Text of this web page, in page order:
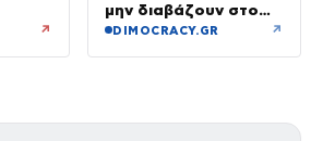
↗
μην διαβάζουν στο
ΠΑΣΟΚ μόνο όσα
DIMOCRACY.GR ↗